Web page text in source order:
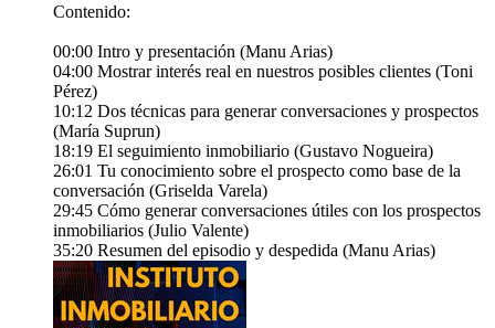
Contenido:
00:00 Intro y presentación (Manu Arias)
04:00 Mostrar interés real en nuestros posibles clientes (Toni
Pérez)
10:12 Dos técnicas para generar conversaciones y prospectos
(María Suprun)
18:19 El seguimiento inmobiliario (Gustavo Nogueira)
26:01 Tu conocimiento sobre el prospecto como base de la
conversación (Griselda Varela)
29:45 Cómo generar conversaciones útiles con los prospectos
inmobiliarios (Julio Valente)
35:20 Resumen del episodio y despedida (Manu Arias)